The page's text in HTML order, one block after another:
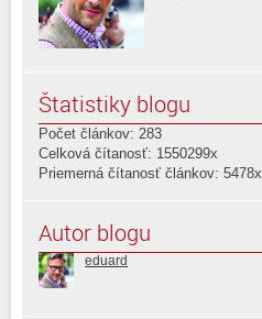
Štatistiky blogu
Počet článkov: 283
Celková čítanosť: 1550299x
Priemerná čítanosť článkov: 5478x
Autor blogu
eduard